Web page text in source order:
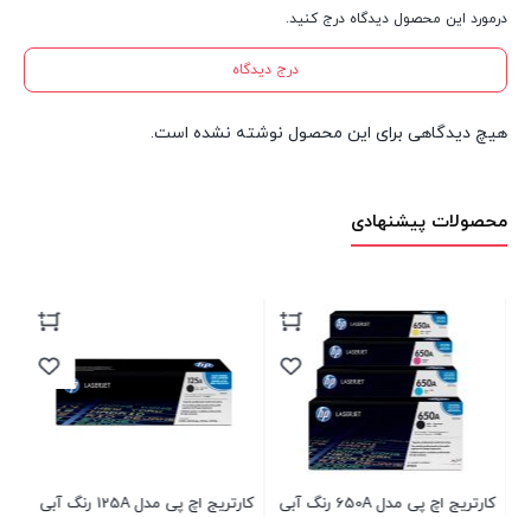
درمورد این محصول دیدگاه درج کنید.
درج دیدگاه
هیچ دیدگاهی برای این محصول نوشته نشده است.
محصولات پیشنهادی
کارتریج اچ پی مدل 650A رنگ آبی
کارتریج اچ پی مدل 125A رنگ آبی